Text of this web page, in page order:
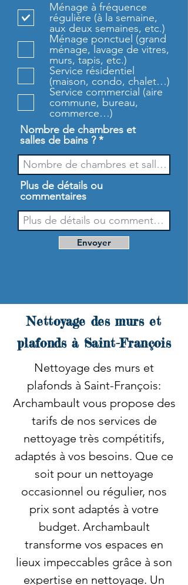
g
a
t
o
i
r
e
Ménage à fréquence
régulière (à la semaine,
aux deux semaines, etc.)
Ménage ponctuel (grand
ménage, lavage de vitres,
murs, tapis, etc.)
Service résidentiel
(maison, condo, chalet…)
Service commercial (aire
commune, bureau,
commerce…)
Nombre de chambres et
salles de bains ?
Plus de détails ou
commentaires
Envoyer
Nettoyage des murs et
plafonds à Saint-François
Nettoyage des murs et
plafonds à Saint-François:
Archambault vous propose des
tarifs de nos services de
nettoyage très compétitifs,
adaptés à vos besoins. Que ce
soit pour un nettoyage
occasionnel ou régulier, nos
prix sont adaptés à votre
budget. Archambault
transforme vos espaces en
lieux impeccables grâce à son
expertise en nettoyage. Un